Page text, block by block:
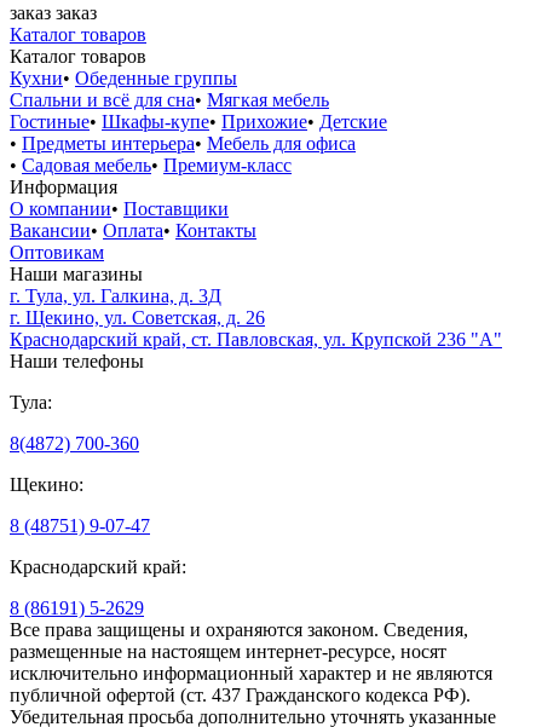
заказ заказ
Каталог товаров
Каталог товаров
Кухни• Обеденные группы
Спальни и всё для сна• Мягкая мебель
Гостиные• Шкафы-купе• Прихожие• Детские
• Предметы интерьера• Мебель для офиса
• Садовая мебель• Премиум-класс
Информация
О компании• Поставщики
Вакансии• Оплата• Контакты
Оптовикам
Наши магазины
г. Тула, ул. Галкина, д. 3Д
г. Щекино, ул. Советская, д. 26
Краснодарский край, ст. Павловская, ул. Крупской 236 "А"
Наши телефоны
Тула:
8(4872) 700-360
Щекино:
8 (48751) 9-07-47
Краснодарский край:
8 (86191) 5-2629
Все права защищены и охраняются законом. Сведения,
размещенные на настоящем интернет-ресурсе, носят
исключительно информационный характер и не являются
публичной офертой (ст. 437 Гражданского кодекса РФ).
Убедительная просьба дополнительно уточнять указанные